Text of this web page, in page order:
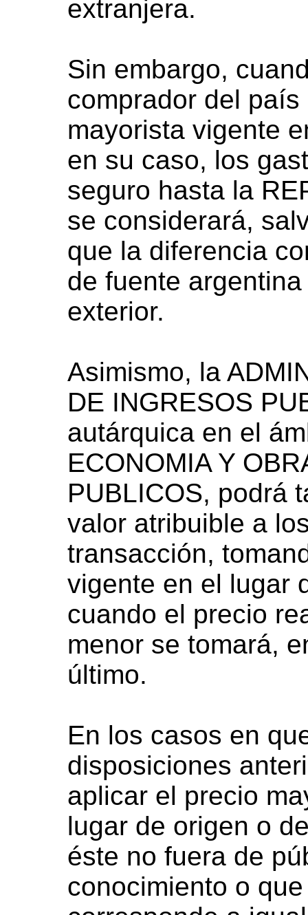
extranjera.
Sin embargo,
comprador del
mayorista vigente
en su caso, los
seguro hasta la
se considerará,
que la diferencia
de fuente
exterior.
Asimismo, la
DE INGRESOS
autárquica en el
ECONOMIA Y
PUBLICOS, podrá
valor atribuible a
transacción,
vigente en el lugar
cuando el precio
menor se tomará,
último.
En los casos en
disposiciones
aplicar el precio
lugar de origen o
éste no fuera de
conocimiento o